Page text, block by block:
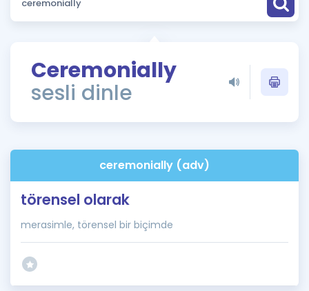
Puan Hesaplama
ÖSYM Sınav Takvimi
Kampanyalar
İngilizce Gramer
Ceremonially
sesli dinle
ceremonially (adv)
törensel olarak
merasimle, törensel bir biçimde